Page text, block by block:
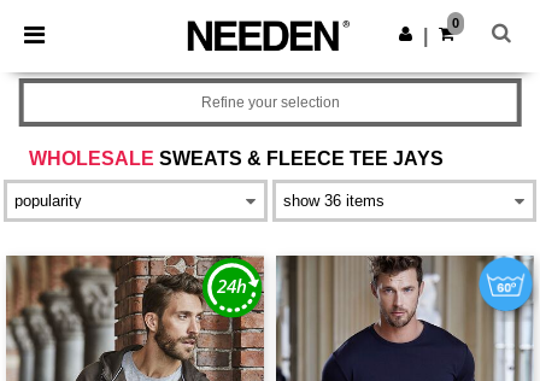
× Aplikacja Needen
Lepsze ceny w aplikacji!
Pobierz app
0
WHOLESALE SWEATS & FLEECE TEE JAYS
Refine your selection